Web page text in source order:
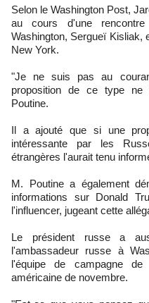
Selon le Washington Post,
au cours d'une
Washington, Sergueï Kisliak,
New York.
"Je ne suis pas au
proposition de ce type ne
Poutine.
Il a ajouté que si une
intéressante par les
étrangères l'aurait tenu
M. Poutine a également
informations sur Donald
l'influencer, jugeant cette
Le président russe a
l'ambassadeur russe à
l'équipe de campagne de
américaine de novembre.